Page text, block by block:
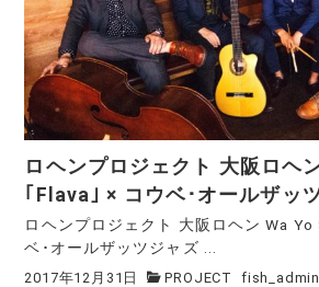
ロヘンプロジェクト 大阪ロヘ
｢Flava｣ × コウベ･オールザッ
ロヘンプロジェクト 大阪ロヘン Wa
ベ･オールザッツジャズ ...
2017年12月31日 PROJECT fish_admin